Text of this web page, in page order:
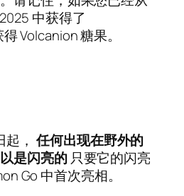
中获得了
Volcanion 糖果。
起，任何出现在野外的
是闪亮的只要它的闪亮
Go 中首次亮相。